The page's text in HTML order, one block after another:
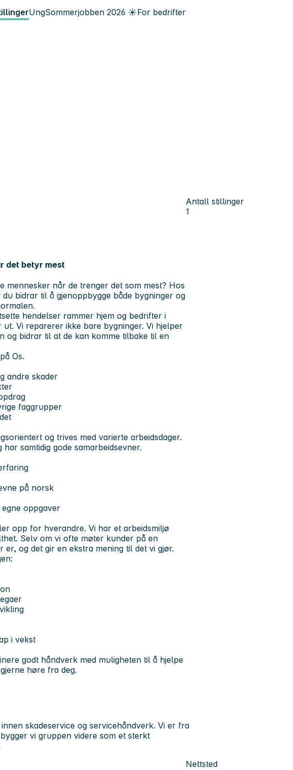
UngSommerjobben 2026 ☀️For bedrifter
Antall stillinger
1
det betyr mest
mennesker når de trenger det som mest? Hos
bidrar til å gjenoppbygge både bygninger og
hendelser rammer hjem og bedrifter i
Vi reparerer ikke bare bygninger. Vi hjelper
og bidrar til at de kan komme tilbake til en
Os.
andre skader
faggrupper
og trives med varierte arbeidsdager.
samtidig gode samarbeidsevner.
på norsk
oppgaver
opp for hverandre. Vi har et arbeidsmiljø
Selv om vi ofte møter kunder på en
og det gir en ekstra mening til det vi gjør.
i vekst
godt håndverk med muligheten til å hjelpe
høre fra deg.
skadeservice og servicehåndverk. Vi er fra
vi gruppen videre som et sterkt
Nettsted